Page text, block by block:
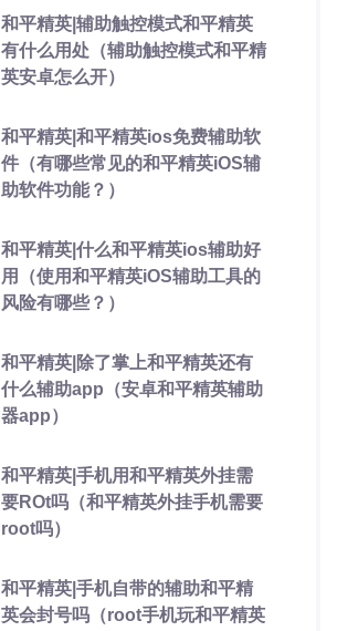
和平精英|辅助触控模式和平精英
有什么用处（辅助触控模式和平精
英安卓怎么开）
和平精英|和平精英ios免费辅助软
件（有哪些常见的和平精英iOS辅
助软件功能？）
和平精英|什么和平精英ios辅助好
用（使用和平精英iOS辅助工具的
风险有哪些？）
和平精英|除了掌上和平精英还有
什么辅助app（安卓和平精英辅助
器app）
和平精英|手机用和平精英外挂需
要ROt吗（和平精英外挂手机需要
root吗）
和平精英|手机自带的辅助和平精
英会封号吗（root手机玩和平精英